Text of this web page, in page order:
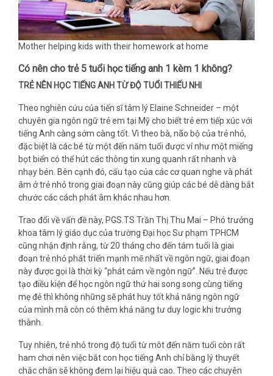
Mother helping kids with their homework at home
Có nên cho trẻ 5 tuổi học tiếng anh 1 kèm 1 không?
TRẺ NÊN HỌC TIẾNG ANH TỪ ĐỘ TUỔI THIẾU NHI
Theo nghiên cứu của tiến sĩ tâm lý Elaine Schneider – một
chuyên gia ngôn ngữ trẻ em tại Mỹ cho biết trẻ em tiếp xúc với
tiếng Anh càng sớm càng tốt. Vì theo bà, não bộ của trẻ nhỏ,
đặc biệt là các bé từ một đến năm tuổi được ví như một miếng
bọt biển có thể hút các thông tin xung quanh rất nhanh và
nhạy bén. Bên cạnh đó, cấu tạo của các cơ quan nghe và phát
âm ở trẻ nhỏ trong giai đoạn này cũng giúp các bé dễ dàng bắt
chước các cách phát âm khác nhau hơn.
Trao đổi về vấn đề này, PGS.TS Trần Thị Thu Mai – Phó trưởng
khoa tâm lý giáo dục của trường Đại học Sư phạm TPHCM
cũng nhận định rằng, từ 20 tháng cho đến tám tuổi là giai
đoạn trẻ nhỏ phát triển mạnh mẽ nhất về ngôn ngữ, giai đoạn
này được gọi là thời kỳ “phát cảm về ngôn ngữ”. Nếu trẻ được
tạo điều kiện để học ngôn ngữ thứ hai song song cùng tiếng
mẹ đẻ thì không những sẽ phát huy tốt khả năng ngôn ngữ
của mình mà còn có thêm khả năng tư duy logic khi trưởng
thành.
Tuy nhiên, trẻ nhỏ trong độ tuổi từ môt đến năm tuổi còn rất
ham chơi nên việc bắt con học tiếng Anh chỉ bằng lý thuyết
chắc chắn sẽ không đem lại hiệu quả cao. Theo các chuyên